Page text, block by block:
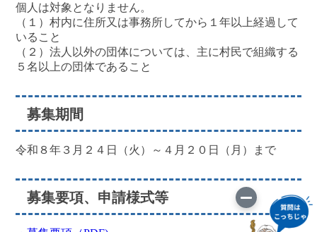
個人は対象となりません。
（１）村内に住所又は事務所してから１年以上経過して
いること
（２）法人以外の団体については、主に村民で組織する
５名以上の団体であること
募集期間
令和８年３月２４日（火）～４月２０日（月）まで
募集要項、申請様式等